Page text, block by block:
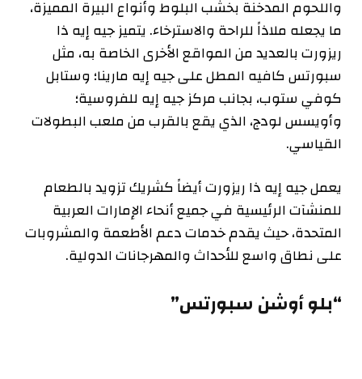
واللحوم المدخنة بخشب البلوط وأنواع البيرة المميزة،
ما يجعله ملاذاً للراحة والاسترخاء. يتميز جيه إيه ذا
ريزورت بالعديد من المواقع الأخرى الخاصة به، مثل
سبورتس كافيه المطل على جيه إيه مارينا؛ وستابل
كوفي ستوب، بجانب مركز جيه إيه للفروسية؛
وأويسس لودج، الذي يقع بالقرب من ملعب البطولات
القياسي.
يعمل جيه إيه ذا ريزورت أيضاً كشريك تزويد بالطعام
للمنشآت الرئيسية في جميع أنحاء الإمارات العربية
المتحدة، حيث يقدم خدمات دعم الأطعمة والمشروبات
على نطاق واسع للأحداث والمهرجانات الدولية.
“بلو أوشن سبورتس”